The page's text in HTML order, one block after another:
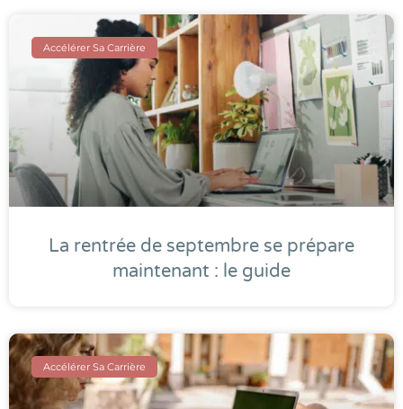
Accélérer Sa Carrière
La rentrée de septembre se prépare
maintenant : le guide
Accélérer Sa Carrière